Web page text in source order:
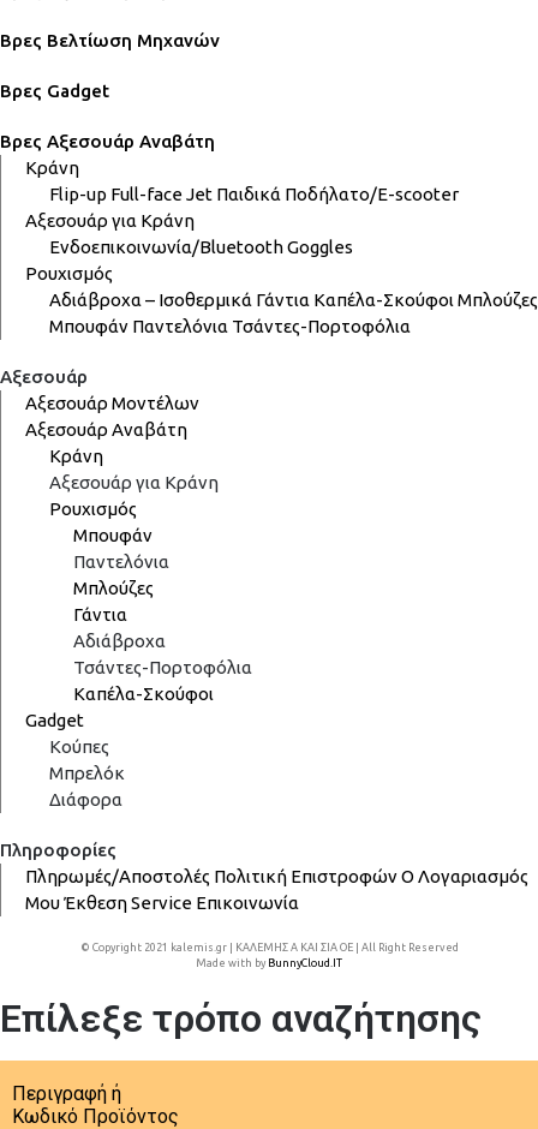
Βρες Βελτίωση Μηχανών
Βρες Gadget
Βρες Αξεσουάρ Αναβάτη
Κράνη
Flip-up Full-faceJet Παιδικά Ποδήλατο/E-scooter
Αξεσουάρ για Κράνη
Ενδοεπικοινωνία/BluetoothGoggles
Ρουχισμός
Αδιάβροχα – Ισοθερμικά Γάντια Καπέλα-Σκούφοι Μπλούζες
Μπουφάν Παντελόνια Τσάντες-Πορτοφόλια
Αξεσουάρ
Αξεσουάρ Μοντέλων
Αξεσουάρ Αναβάτη
Κράνη
Αξεσουάρ για Κράνη
Ρουχισμός
Μπουφάν
Παντελόνια
Μπλούζες
Γάντια
Αδιάβροχα
Τσάντες-Πορτοφόλια
Καπέλα-Σκούφοι
Gadget
Κούπες
Μπρελόκ
Διάφορα
Πληροφορίες
Πληρωμές/Αποστολές Πολιτική ΕπιστροφώνΟ Λογαριασμός
ΜουΈκθεσηService Επικοινωνία
© Copyright 2021 kalemis.gr | ΚΑΛΕΜΗΣ Α ΚΑΙ ΣΙΑ ΟΕ | All Right Reserved
Made with by BunnyCloud.IT
Επίλεξε τρόπο αναζήτησης
Περιγραφή ή
Κωδικό Προϊόντος